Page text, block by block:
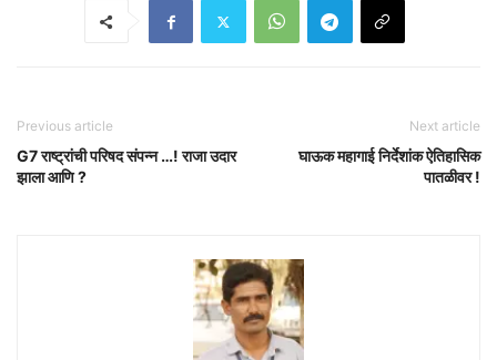
Previous article
G7 राष्ट्रांची परिषद संपन्न …! राजा उदार
झाला आणि ?
Next article
घाऊक महागाई निर्देशांक ऐतिहासिक
पातळीवर !